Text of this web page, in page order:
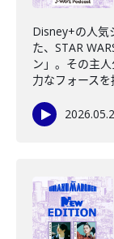
Disney+の人気
た、STAR
ン」。その主
力なフォース